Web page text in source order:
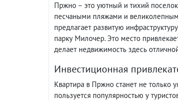
Пржно – это уютный и тихий
песчаными пляжами и
предлагает развитую
парку Милочер. Это место
делает недвижимость здесь
Инвестиционная
Квартира в Пржно станет не
пользуется популярностью у